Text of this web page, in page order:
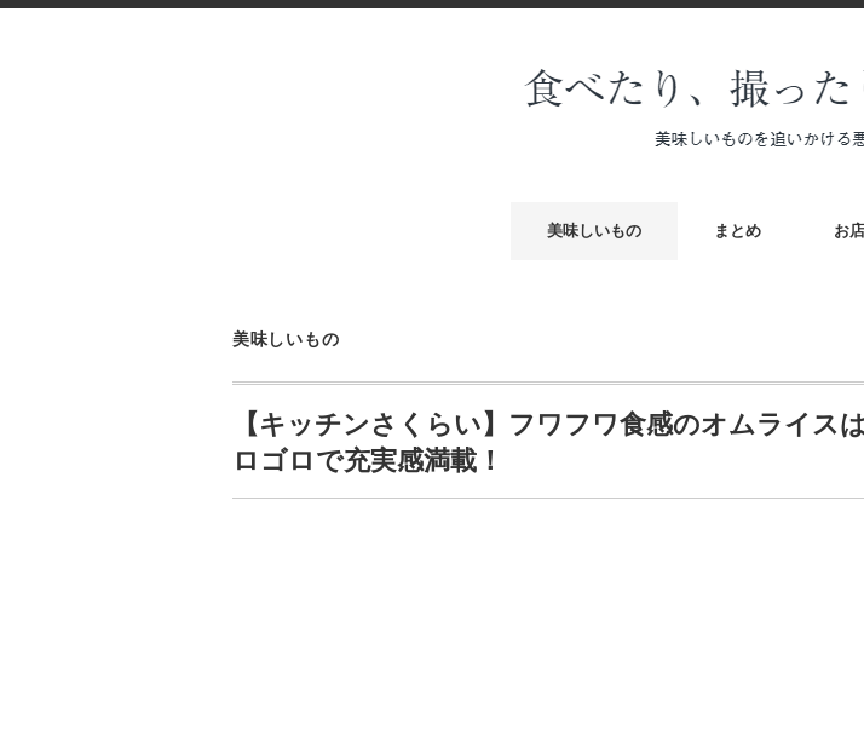
美味しいもの まとめ お
美味しいもの
【キッチンさくらい】フワフワ食感のオムライス
ロゴロで充実感満載！